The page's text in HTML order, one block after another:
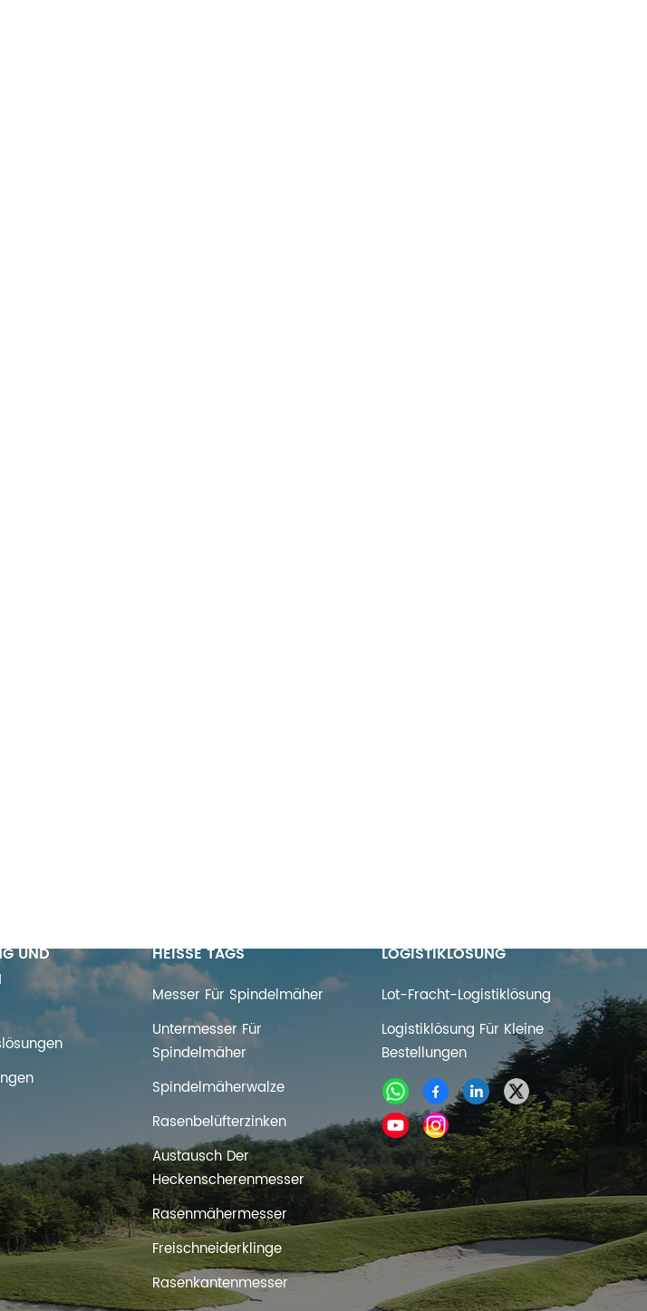
UND
HEISSE TAGS
Messer Für Spindelmäher
Untermesser Für
Spindelmäher
Spindelmäherwalze
Rasenbelüfterzinken
Austausch Der
Heckenscherenmesser
Rasenmähermesser
Freischneiderklinge
Rasenkantenmesser
LOGISTIKLÖSUNG
Lot-Fracht-Logistiklösung
Logistiklösung Für Kleine
Bestellungen